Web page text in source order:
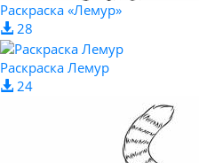
Раскраска «Лемур»
28
Раскраска Лемур
24